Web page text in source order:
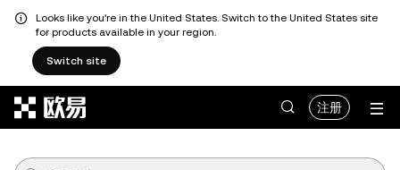
Looks like you're in the United States. Switch to the United States site
for products available in your region.
Switch site
注册